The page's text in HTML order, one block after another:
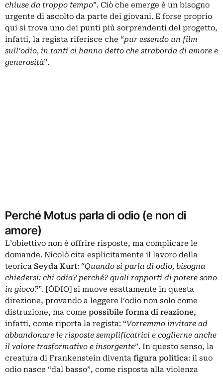
chiuse da troppo tempo”. Ciò che emerge è un bisogno
urgente di ascolto da parte dei giovani. E forse proprio
qui si trova uno dei punti più sorprendenti del progetto,
infatti, la regista riferisce che “pur essendo un film
sull’odio, in tanti ci hanno detto che straborda di amore e
generosità”.
Perché Motus parla di odio (e non di
amore)
L’obiettivo non è offrire risposte, ma complicare le
domande. Nicolò cita esplicitamente il lavoro della
teorica Seyda Kurt: “Quando si parla di odio, bisogna
chiedersi: chi odia? perché? quali rapporti di potere sono
in gioco?”. [ÒDIO] si muove esattamente in questa
direzione, provando a leggere l’odio non solo come
distruzione, ma come possibile forma di reazione,
infatti, come riporta la regista: “Vorremmo invitare ad
abbandonare le risposte semplificatrici e coglierne anche
il valore trasformativo e insorgente”. In questo senso, la
creatura di Frankenstein diventa figura politica: il suo
odio nasce “dal basso”, come risposta alla violenza